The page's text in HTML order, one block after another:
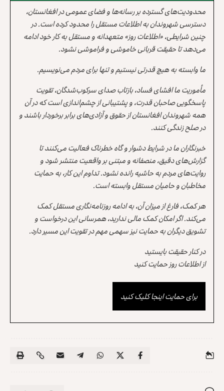
محدودیت‌های گسترده بر رسانه‌ها و فضای عمومی در افغانستان،
دسترسی شهروندان به اطلاعات مستقل را محدود کرده است. در
چنین شرایطی، «اطلاعات روز» متعهدانه و مستقل به کار خود ادامه
می‌دهد تا حقیقت قربانی خاموشی و فراموشی نشود.
ما وابسته به هیچ قدرتی نیستیم و تنها برای مردم می‌نویسیم.
مأموریت ما افشای فساد، بازتاب صدای سرکوب‌شدگان، تقویت
پاسخگویی صاحبان قدرت، و پشتیبانی از چشم‌اندازی است که در آن
همه شهروندان افغانستان از حقوق و آزادی‌های برابر برخوردار باشند و
در صلح زندگی کنند.
خبرنگاران ما در شرایط دشوار و گاه خطرناک فعالیت می‌کنند تا
گزارش‌های دقیق، منصفانه و مبتنی بر واقعیت منتشر شود و
روایت‌های مردم به حاشیه رانده نشود. تداوم این کار، به حمایت
مخاطبان و حامیان مستقل وابسته است.
هر کمک، فارغ از میزان آن، به ادامه روزنامه‌نگاری مستقل کمک
می‌کند. اگر امکان کمک مالی ندارید، همرسانی این درخواست و
تشویق دیگران به حمایت نیز سهمی مهم در تقویت این مسیر دارد.
در کنار حقیقت بایستید
از اطلاعات روز حمایت کنید
برای حمایت اینجا کلیک کنید